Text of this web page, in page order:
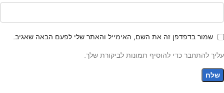
שמור בדפדפן זה את השם, האימייל והאתר שלי לפעם הבאה שאגיב.
עליך להתחבר כדי להוסיף תמונות לביקורת שלך.